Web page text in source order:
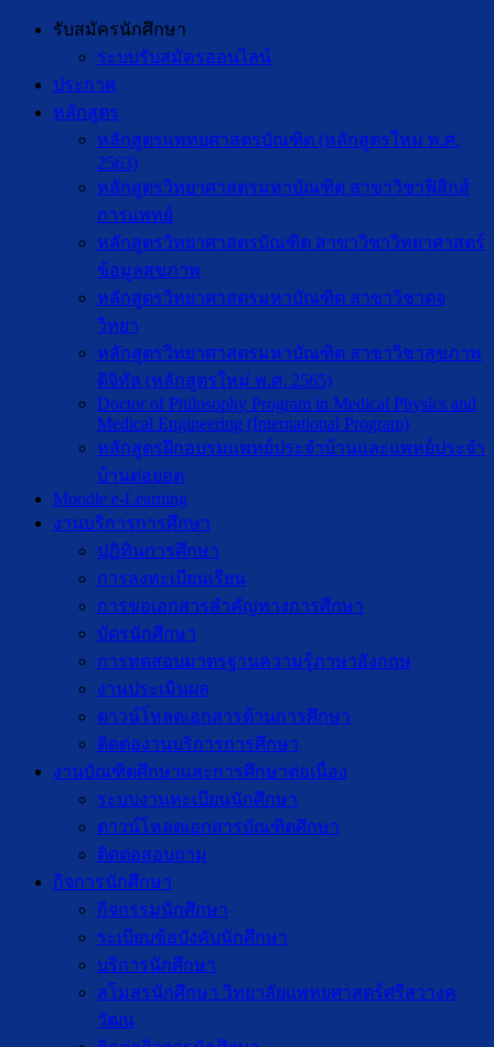
รับสมัครนักศึกษา
ระบบรับสมัครออนไลน์
ประกาศ
หลักสูตร
หลักสูตรแพทยศาสตรบัณฑิต (หลักสูตรใหม่ พ.ศ.
2563)
หลักสูตรวิทยาศาสตรมหาบัณฑิต สาขาวิชาฟิสิกส์
การแพทย์
หลักสูตรวิทยาศาสตรบัณฑิต สาขาวิชาวิทยาศาสตร์
ข้อมูลสุขภาพ
หลักสูตรวิทยาศาสตรมหาบัณฑิต สาขาวิชาตจ
วิทยา
หลักสูตรวิทยาศาสตรมหาบัณฑิต สาขาวิชาสุขภาพ
ดิจิทัล (หลักสูตรใหม่ พ.ศ. 2565)
Doctor of Philosophy Program in Medical Physics and
Medical Engineering (International Program)
หลักสูตรฝึกอบรมแพทย์ประจำบ้านและแพทย์ประจำ
บ้านต่อยอด
Moodle e-Learning
งานบริการการศึกษา
ปฎิทินการศึกษา
การลงทะเบียนเรียน
การขอเอกสารสำคัญทางการศึกษา
บัตรนักศึกษา
การทดสอบมาตรฐานความรู้ภาษาอังกฤษ
งานประเมินผล
ดาวน์โหลดเอกสารด้านการศึกษา
ติดต่องานบริการการศึกษา
งานบัณฑิตศึกษาเเละการศึกษาต่อเนื่อง
ระบบงานทะเบียนนักศึกษา
ดาวน์โหลดเอกสารบัณฑิตศึกษา
ติดต่อสอบถาม
กิจการนักศึกษา
กิจกรรมนักศึกษา
ระเบียบข้อบังคับนักศึกษา
บริการนักศึกษา
สโมสรนักศึกษา วิทยาลัยแพทยศาสตร์ศรีสวางค
วัฒน